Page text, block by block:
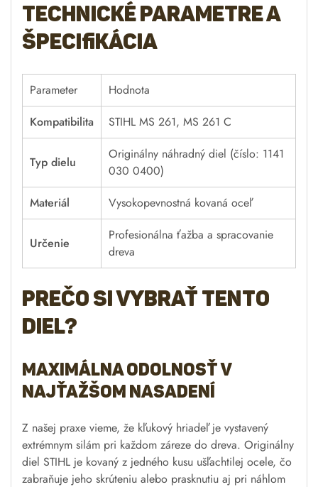
Technické parametre a
špecifikácia
Parameter
Hodnota
Kompatibilita
STIHL MS 261, MS 261 C
Typ dielu
Originálny náhradný diel (číslo: 1141
030 0400)
Materiál
Vysokopevnostná kovaná oceľ
Určenie
Profesionálna ťažba a spracovanie
dreva
Prečo si vybrať tento
diel?
Maximálna odolnosť v
najťažšom nasadení
Z našej praxe vieme, že kľukový hriadeľ je vystavený
extrémnym silám pri každom záreze do dreva. Originálny
diel STIHL je kovaný z jedného kusu ušľachtilej ocele, čo
zabraňuje jeho skrúteniu alebo prasknutiu aj pri náhlom